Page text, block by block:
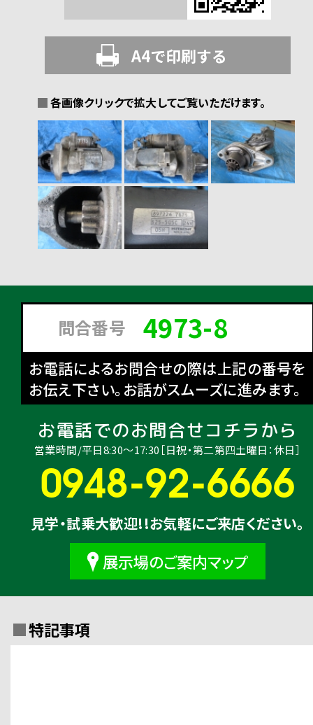
A4で印刷する
各画像クリックで拡大してご覧いただけます。
問合番号 4973-8
お電話によるお問合せの際は上記の番号を
お伝え下さい。お話がスムーズに進みます。
お電話でのお問合せコチラから
営業時間/平日8:30〜17:30［日祝・第二第四土曜日：休日］
0948-92-6666
見学・試乗大歓迎!!お気軽にご来店ください。
展示場のご案内マップ
特記事項